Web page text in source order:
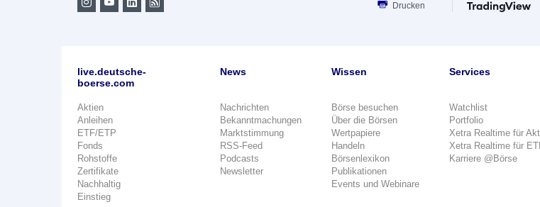
Drucken
live.deutsche-
boerse.com
Aktien
Anleihen
ETF/ETP
Fonds
Rohstoffe
Zertifikate
Nachhaltig
Einstieg
News
Nachrichten
Bekanntmachungen
Marktstimmung
RSS-Feed
Podcasts
Newsletter
Wissen
Börse besuchen
Über die Börsen
Wertpapiere
Handeln
Börsenlexikon
Publikationen
Events und Webinare
Services
Watchlist
Portfolio
Xetra Realtime für
Xetra Realtime für
Karriere @Börse